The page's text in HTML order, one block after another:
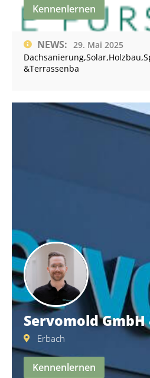
Kennenlernen
NEWS: 29. Mai 2025
&Terrassenba
Servomold GmbH
Erbach
Kennenlernen